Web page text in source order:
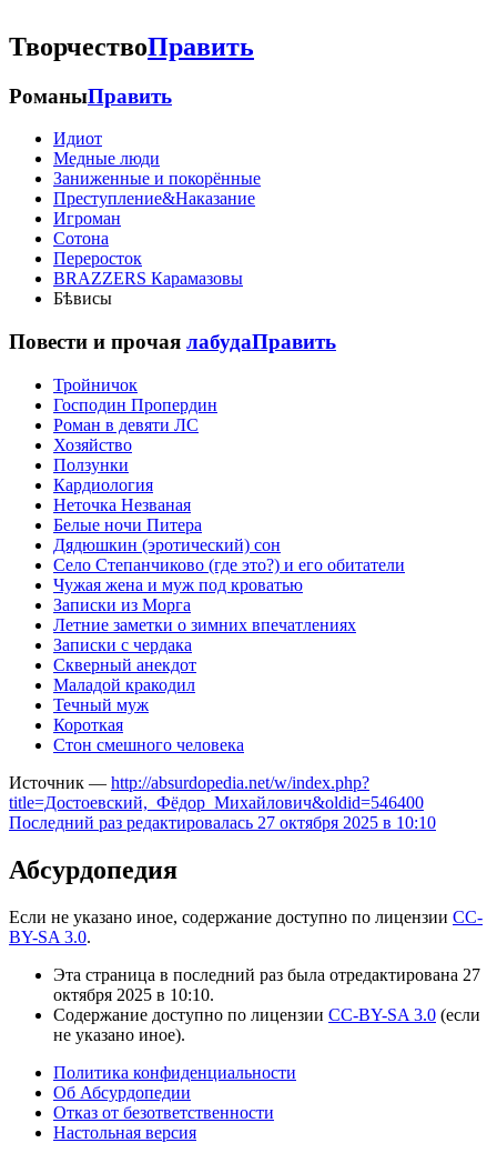
ТворчествоПравить
РоманыПравить
Идиот
Медные люди
Заниженные и покорённые
Преступление&Наказание
Игроман
Сотона
Переросток
BRAZZERS Карамазовы
Бѣвисы
Повести и прочая лабудаПравить
Тройничок
Господин Пропердин
Роман в девяти ЛС
Хозяйство
Ползунки
Кардиология
Неточка Незваная
Белые ночи Питера
Дядюшкин (эротический) сон
Село Степанчиково (где это?) и его обитатели
Чужая жена и муж под кроватью
Записки из Морга
Летние заметки о зимних впечатлениях
Записки с чердака
Скверный анекдот
Маладой кракодил
Течный муж
Короткая
Стон смешного человека
Источник — http://absurdopedia.net/w/index.php?
title=Достоевский,_Фёдор_Михайлович&oldid=546400
Последний раз редактировалась 27 октября 2025 в 10:10
Абсурдопедия
Если не указано иное, содержание доступно по лицензии CC-
BY-SA 3.0.
Эта страница в последний раз была отредактирована 27
октября 2025 в 10:10.
Содержание доступно по лицензии CC-BY-SA 3.0 (если
не указано иное).
Политика конфиденциальности
Об Абсурдопедии
Отказ от безответственности
Настольная версия